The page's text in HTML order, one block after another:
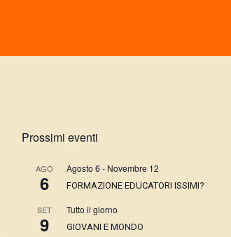
Prossimi eventi
AGO
6
Agosto 6 - Novembre 12
FORMAZIONE EDUCATORI ISSIMI?
SET
9
Tutto il giorno
GIOVANI E MONDO